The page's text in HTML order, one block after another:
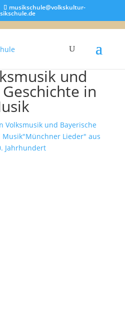
musikschule@volkskultur-
und
in
Volksmusik und Bayerische
Musik"Münchner Lieder" aus
Jahrhundert